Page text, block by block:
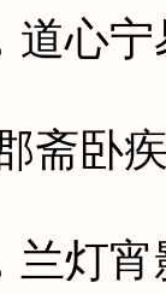
心宁
卧疾
灯宵